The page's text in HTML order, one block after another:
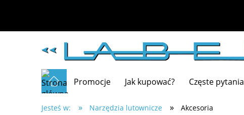
Promocje Jak kupować? Częste pytania
Jesteś w: » Narzędzia lutownicze » Akcesoria